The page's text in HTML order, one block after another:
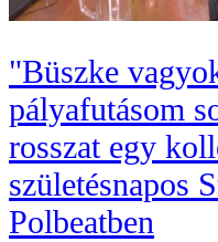
"Büszke
pályafutásom
rosszat egy
születésnapos
Polbeatben